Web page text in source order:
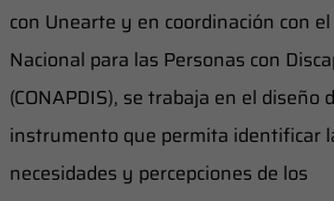
con Unearte y en coordinación con el
Nacional para las Personas con
(CONAPDIS), se trabaja en el diseño
instrumento que permita identificar
necesidades y percepciones de los